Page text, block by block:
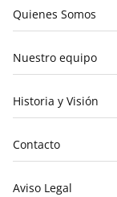
Quienes Somos
Nuestro equipo
Historia y Visión
Contacto
Aviso Legal